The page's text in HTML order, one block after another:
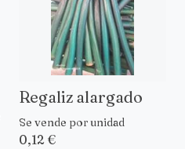
Regaliz alargado
Se vende por unidad
0,12 €